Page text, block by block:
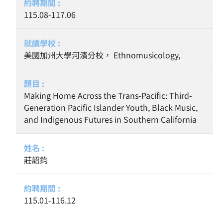
115.08-117.06
美國加州大學河濱分校， Ethnomusicology,
Making Home Across the Trans-Pacific: Third-
Generation Pacific Islander Youth, Black Music,
and Indigenous Futures in Southern California
莊詔鈞
115.01-116.12